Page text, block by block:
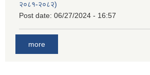
२०८१-२०८२)
Post date: 06/27/2024 - 16:57
more